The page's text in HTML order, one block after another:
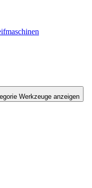
Werkzeuge anzeigen